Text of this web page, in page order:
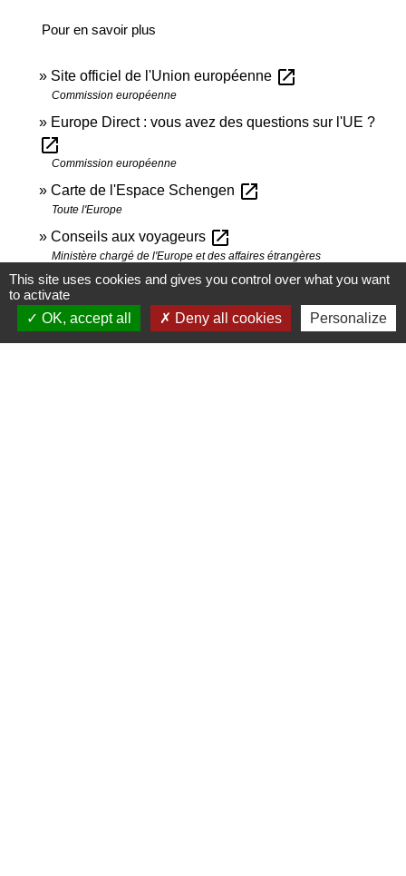
Pour en savoir plus
Site officiel de l'Union européenne open_in_new
Commission européenne
Europe Direct : vous avez des questions sur l'UE ?
open_in_new
Commission européenne
Carte de l'Espace Schengen open_in_new
Toute l'Europe
Conseils aux voyageurs open_in_new
Ministère chargé de l'Europe et des affaires étrangères
Conditions d'entrée et de séjour en Suisseopen_in_new
Ministère chargé de l'Europe et des affaires étrangères
Étrangers en Suisseopen_in_new
This site uses cookies and gives you control over what you want
to activate
OK, accept all
Deny all cookies Personalize